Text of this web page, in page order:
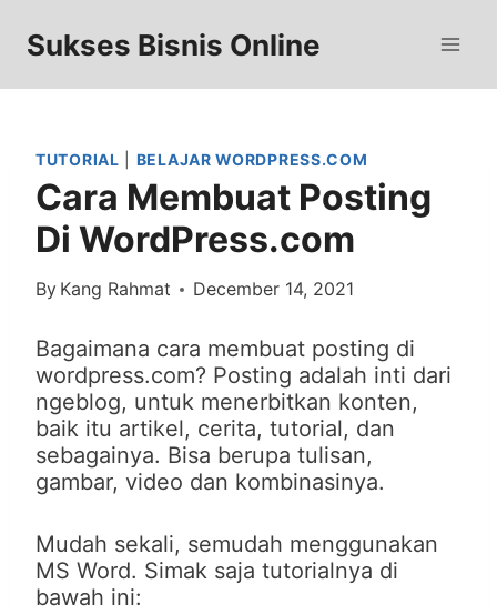
content
Sukses Bisnis Online
TUTORIAL BELAJAR WORDPRESS.COM
Cara Membuat Posting
Di WordPress.com
By Kang Rahmat December 14, 2021
Bagaimana cara membuat posting di
wordpress.com? Posting adalah inti dari
ngeblog, untuk menerbitkan konten,
baik itu artikel, cerita, tutorial, dan
sebagainya. Bisa berupa tulisan,
gambar, video dan kombinasinya.
Mudah sekali, semudah menggunakan
MS Word. Simak saja tutorialnya di
bawah ini: